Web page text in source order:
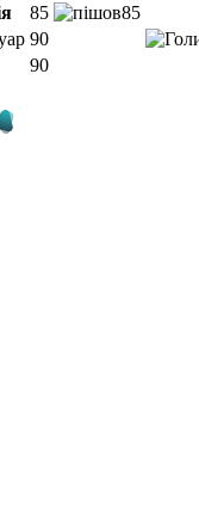
85
85
90
90